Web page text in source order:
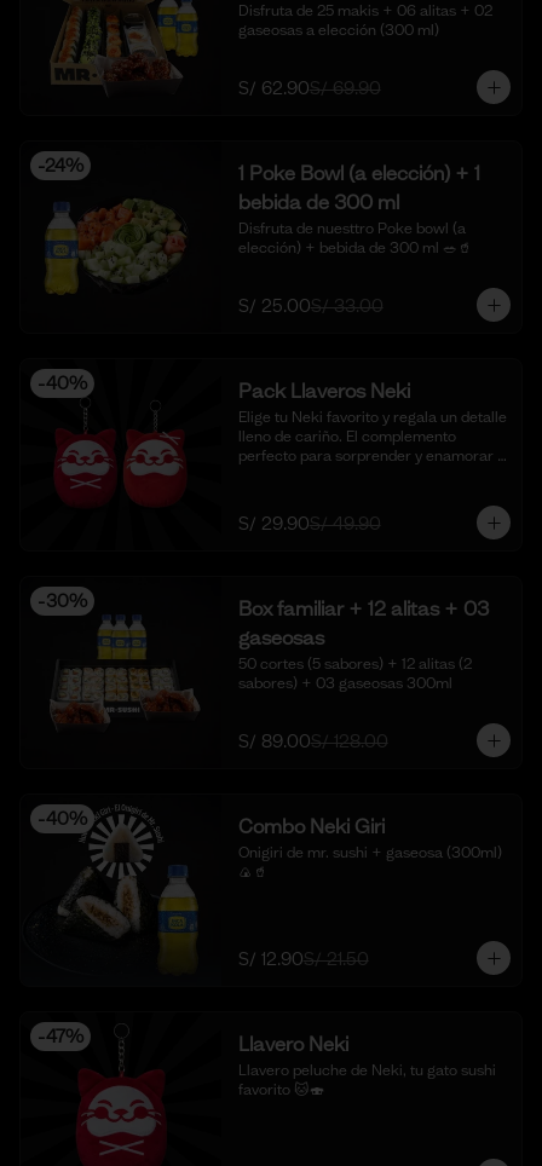
Disfruta de 25 makis + 06 alitas + 02
gaseosas a elección (300 ml)
S/ 62.90S/ 69.90
-24%
1 Poke Bowl (a elección) + 1
bebida de 300 ml
Disfruta de nuesttro Poke bowl (a
elección) + bebida de 300 ml 🥗🥤
S/ 25.00S/ 33.00
-40% Pack Llaveros Neki
Elige tu Neki favorito y regala un detalle
lleno de cariño. El complemento
perfecto para sorprender y enamorar
S/ 29.90S/ 49.90
-30%
Box familiar + 12 alitas + 03
gaseosas
50 cortes (5 sabores) + 12 alitas (2
sabores) + 03 gaseosas 300ml
S/ 89.00S/ 128.00
-40% Combo Neki Giri
Onigiri de mr. sushi + gaseosa (300ml)
🍙🥤
S/ 12.90S/ 21.50
-47% Llavero Neki
Llavero peluche de Neki, tu gato sushi
favorito 🐱🍣